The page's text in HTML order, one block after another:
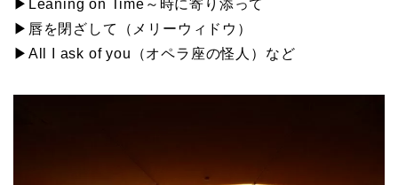
▶Leaning on Time～時に寄り添って
▶唇を閉ざして（メリーウィドウ）
▶All I ask of you（オペラ座の怪人）など